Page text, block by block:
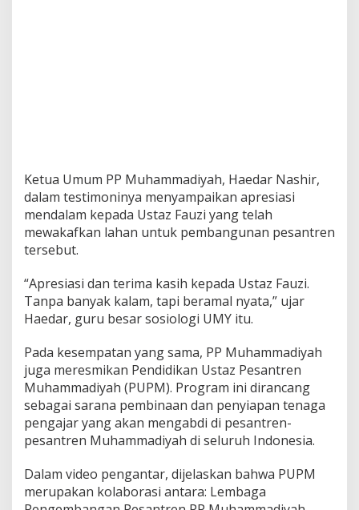
Ketua Umum PP Muhammadiyah, Haedar Nashir,
dalam testimoninya menyampaikan apresiasi
mendalam kepada Ustaz Fauzi yang telah
mewakafkan lahan untuk pembangunan pesantren
tersebut.
“Apresiasi dan terima kasih kepada Ustaz Fauzi.
Tanpa banyak kalam, tapi beramal nyata,” ujar
Haedar, guru besar sosiologi UMY itu.
Pada kesempatan yang sama, PP Muhammadiyah
juga meresmikan Pendidikan Ustaz Pesantren
Muhammadiyah (PUPM). Program ini dirancang
sebagai sarana pembinaan dan penyiapan tenaga
pengajar yang akan mengabdi di pesantren-
pesantren Muhammadiyah di seluruh Indonesia.
Dalam video pengantar, dijelaskan bahwa PUPM
merupakan kolaborasi antara: Lembaga